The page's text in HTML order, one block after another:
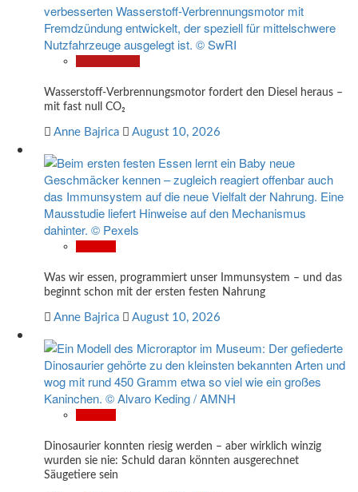
Wasserstoff-Verbrennungsmotor fordert den Diesel heraus –
mit fast null CO₂
Anne Bajrica August 10, 2026
Was wir essen, programmiert unser Immunsystem – und das
beginnt schon mit der ersten festen Nahrung
Anne Bajrica August 10, 2026
Dinosaurier konnten riesig werden – aber wirklich winzig
wurden sie nie: Schuld daran könnten ausgerechnet
Säugetiere sein